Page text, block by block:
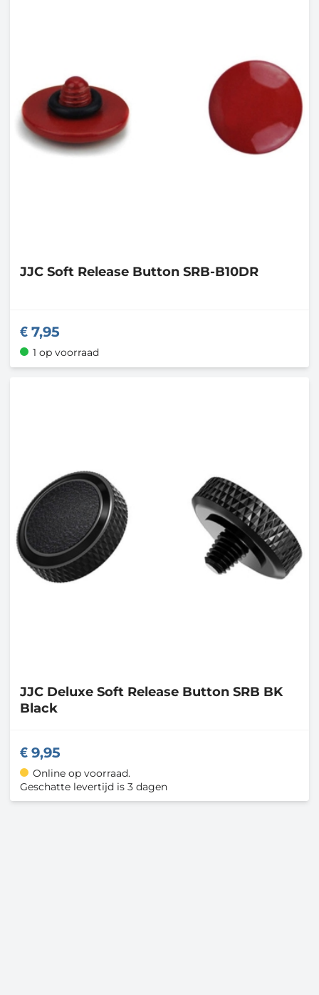
JJC Soft Release Button SRB-B10DR
7,95
1 op voorraad
JJC Deluxe Soft Release Button SRB BK
Black
9,95
Online op voorraad.
Geschatte levertijd is 3 dagen